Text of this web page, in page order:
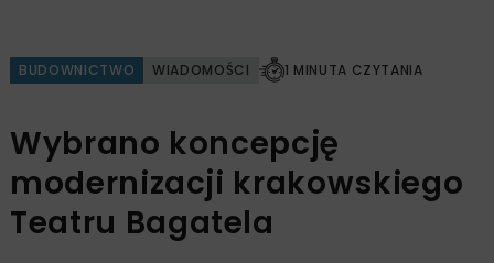
BUDOWNICTWO WIADOMOŚCI 1 MINUTA CZYTANIA
Wybrano koncepcję
modernizacji krakowskiego
Teatru Bagatela